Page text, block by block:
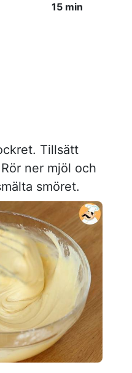
15 min
Tillsätt
ner mjöl och
smöret.